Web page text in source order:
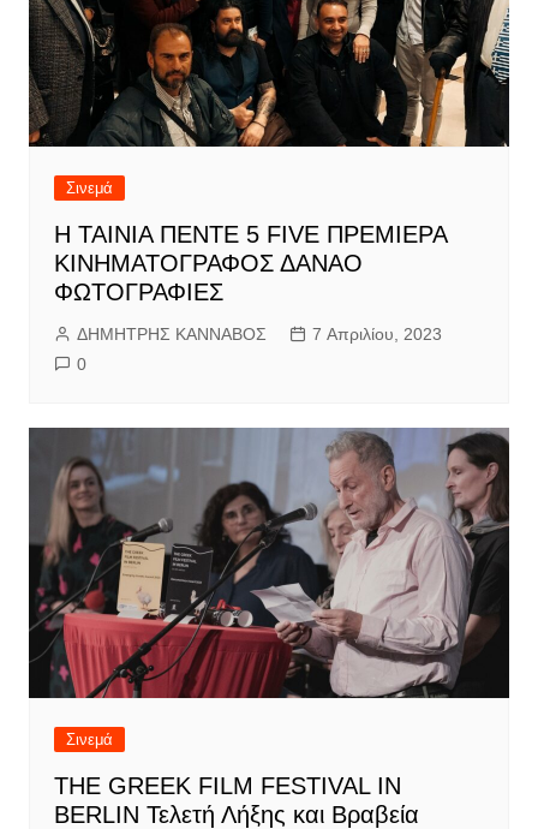
Σινεμά
Η ΤΑΙΝΙΑ ΠΕΝΤΕ 5 FIVE ΠΡΕΜΙΕΡΑ
ΚΙΝΗΜΑΤΟΓΡΑΦΟΣ ΔΑΝΑΟ
ΦΩΤΟΓΡΑΦΙΕΣ
ΔΗΜΗΤΡΗΣ ΚΑΝΝΑΒΟΣ
7 Απριλίου, 2023
0
Σινεμά
THE GREEK FILM FESTIVAL IN
BERLIN Τελετή Λήξης και Βραβεία